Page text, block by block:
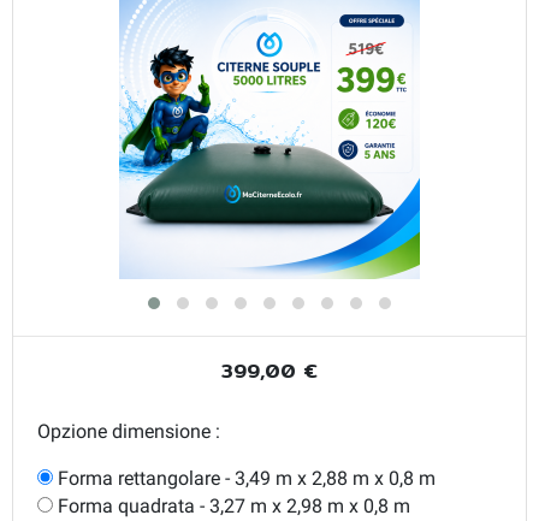
399,00 €
Opzione dimensione :
Forma rettangolare - 3,49 m x 2,88 m x 0,8 m
Forma quadrata - 3,27 m x 2,98 m x 0,8 m